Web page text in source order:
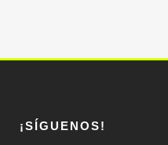
¡SÍGUENOS!